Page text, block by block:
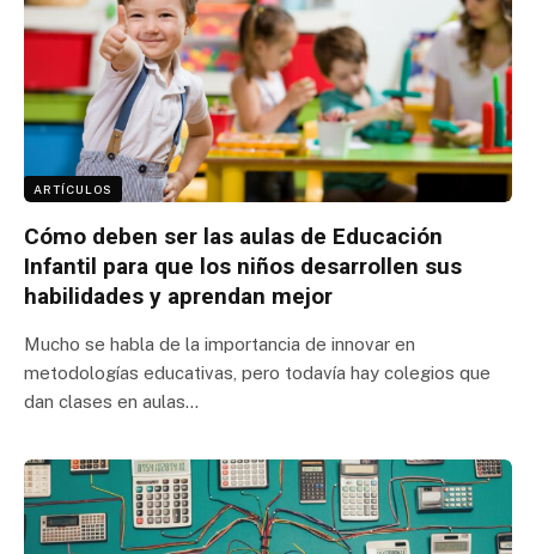
ARTÍCULOS
Cómo deben ser las aulas de Educación
Infantil para que los niños desarrollen sus
habilidades y aprendan mejor
Mucho se habla de la importancia de innovar en
metodologías educativas, pero todavía hay colegios que
dan clases en aulas…